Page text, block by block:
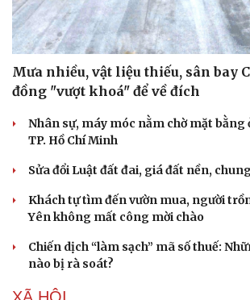
Du lịch
Săn Tour
check-in
Podcast
Đọc
Mưa nhiều, vật liệu thiếu, sân bay
đồng "vượt khoá" để về đích
Nhân sự, máy móc nằm chờ mặt bằng
TP. Hồ Chí Minh
Sửa đổi Luật đất đai, giá đất nền,
Khách tự tìm đến vườn mua, người
Yên không mất công mời chào
Chiến dịch “làm sạch” mã số thuế:
nào bị rà soát?